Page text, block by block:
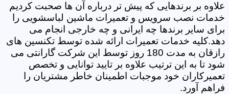
علاوه بر برندهایی که پیش تر درباره آن ها صحبت کردیم
خدمات نصب سرویس و تعمیرات ماشین لباسشویی را
برای سایر برندها چه ایرانی و چه خارجی انجام می
دهد.کلیه خدمات تعمیرات ارائه شده توسط تکنسین های
رازقان به مدت 180 روز توسط این شرکت گارانتی می
شود تا به این ترتیب علاوه بر تایید توانایی و تخصص
تعمیرکاران خود موجبات اطمینان خاطر مشتریان را
فراهم آورد.